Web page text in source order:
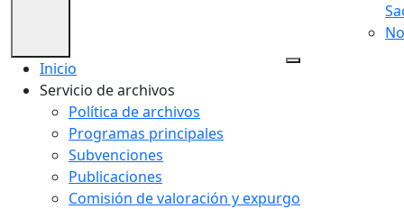
Inicio
Servicio de archivos
Política de archivos
Programas principales
Subvenciones
Publicaciones
Comisión de valoración y expurgo